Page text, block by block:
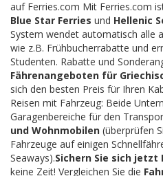
auf Ferries.com Mit Ferries.com
Blue Star Ferries und Hellenic
System wendet automatisch alle
wie z.B. Frühbucherrabatte und
Studenten. Rabatte und
Fährenangeboten für
sich den besten Preis für Ihren
Reisen mit Fahrzeug: Beide
Garagenbereiche für den
und Wohnmobilen (überprüfen
Fahrzeuge auf einigen
Seaways).Sichern Sie sich jetzt
keine Zeit! Vergleichen Sie die